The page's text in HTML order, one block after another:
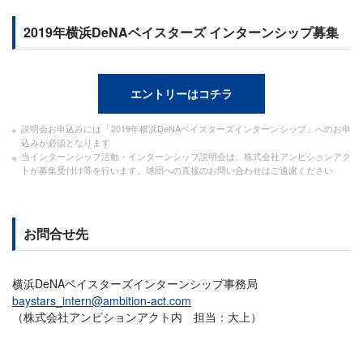
2019年横浜DeNAベイスターズ インターンシップ募集
エントリーはコチラ
説明会お申込みには「2019年横浜DeNAベイスターズインターンシップ」へのお申
込みが必須となります
当インターンシップ活動・インターンシップ説明会は、株式会社アンビションアク
トが募集受付け等を行います。球団への直接のお問い合わせはご遠慮ください
お問合せ先
横浜DeNAベイスターズインターンシップ事務局
baystars_intern@ambition-act.com
（株式会社アンビションアクト内 担当：大上）